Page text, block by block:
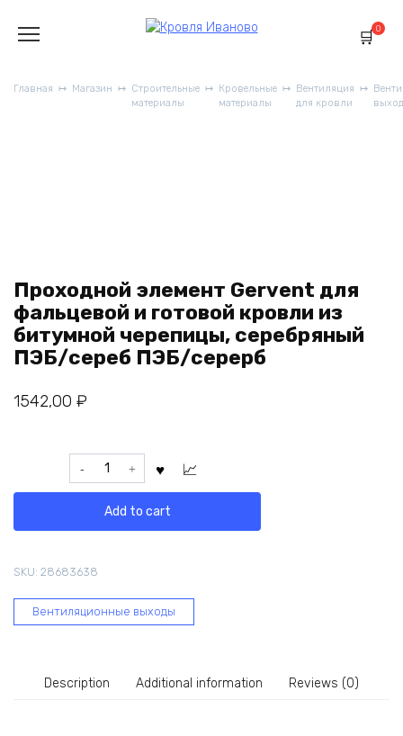
содержанию
0
Главная Магазин
Строительные
материалы
Кровельные
материалы
Вентиляция
для кровли
Проходной элемент Gervent для
фальцевой и готовой кровли из
битумной черепицы, серебряный
ПЭБ/сереб ПЭБ/серерб
1542,00 ₽
Проходной
элемент
готовой
из
ПЭБ/
Add to cart
SKU: 28683638
Вентиляционные выходы
Description Additional information Reviews (0)